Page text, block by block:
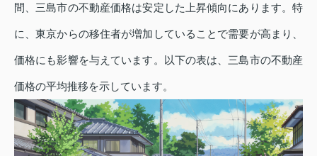
間、三島市の不動産価格は安定した上昇傾向にあります。特
に、東京からの移住者が増加していることで需要が高まり、
価格にも影響を与えています。以下の表は、三島市の不動産
価格の平均推移を示しています。